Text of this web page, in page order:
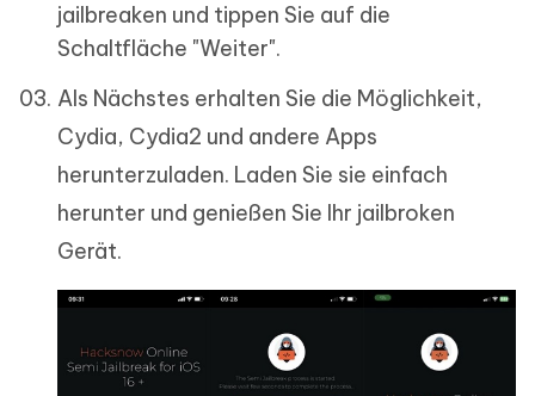
jailbreaken und tippen Sie auf die
Schaltfläche "Weiter".
Als Nächstes erhalten Sie die Möglichkeit,
Cydia, Cydia2 und andere Apps
herunterzuladen. Laden Sie sie einfach
herunter und genießen Sie Ihr jailbroken
Gerät.